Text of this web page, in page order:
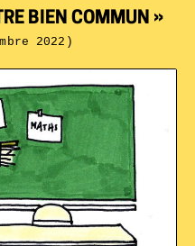
BIEN COMMUN »
2022)